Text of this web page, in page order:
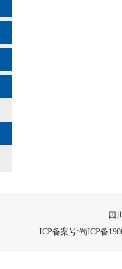
四
ICP备案号:蜀ICP备